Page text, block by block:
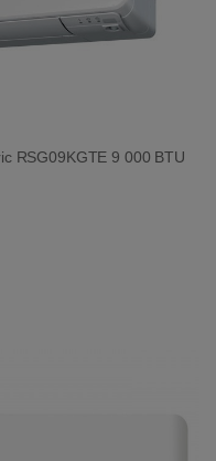
RSG09KGTE 9 000 BTU